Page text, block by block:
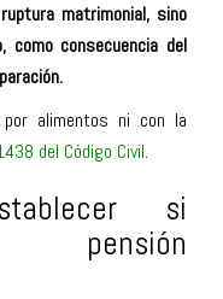
matrimonial, sino
como consecuencia del
alimentos ni con la
del Código Civil.
si
pensión